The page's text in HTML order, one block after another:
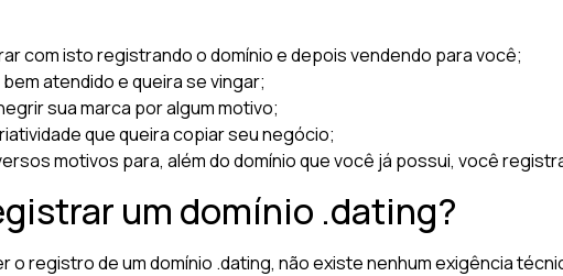
com isto registrando o domínio e depois vendendo para você;
atendido e queira se vingar;
sua marca por algum motivo;
que queira copiar seu negócio;
motivos para, além do domínio que você já possui, você
um domínio .dating?
o registro de um domínio .dating, não existe nenhum exigência